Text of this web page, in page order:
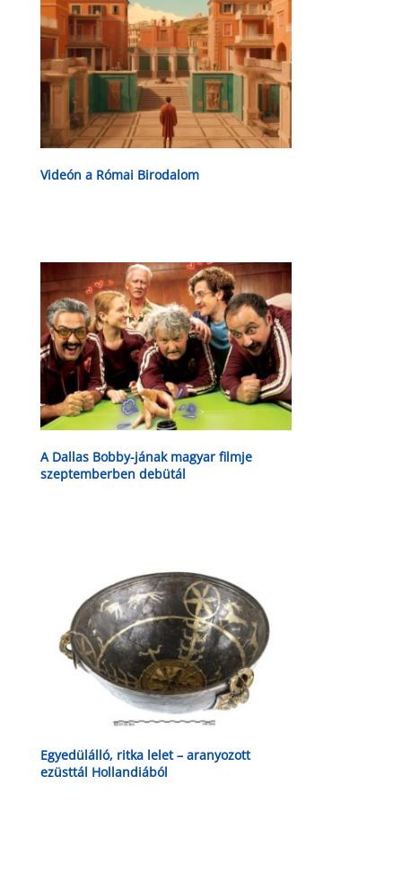
Videón a Római Birodalom
A Dallas Bobby-jának magyar filmje
szeptemberben debütál
Egyedülálló, ritka lelet – aranyozott
ezüsttál Hollandiából